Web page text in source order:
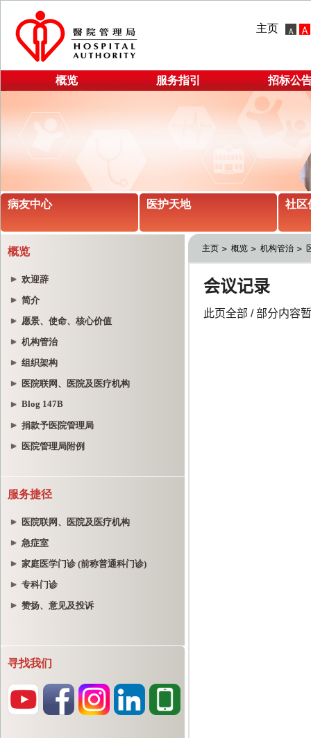
主页
概览 服务指引 招标公
病友中心 医护天地 社区
概览
欢迎辞
简介
愿景、使命、核心价值
机构管治
组织架构
医院联网、医院及医疗机构
Blog 147B
捐款予医院管理局
医院管理局附例
服务捷径
医院联网、医院及医疗机构
急症室
家庭医学门诊 (前称普通科门诊)
专科门诊
赞扬、意见及投诉
寻找我们
主页 概览 机构管治